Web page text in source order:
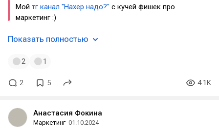
Мой тг канал "Нахер надо?" с кучей фишек про
маркетинг :)
Показать полностью
2 1
2 5 4.1K
Анастасия Фокина
Маркетинг 01.10.2024